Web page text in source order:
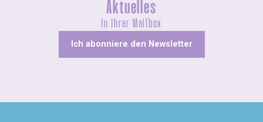
Aktuelles
In Ihrer Mailbox
Ich abonniere den Newsletter